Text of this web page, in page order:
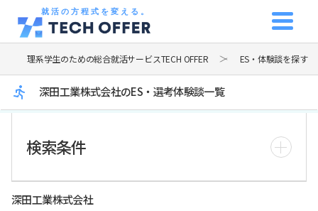
就活の方程式を変える。
理系学生のための総合就活サービスTECH OFFER ES・体験談を探す
深田工業株式会社のES・選考体験談一覧
検索条件
深田工業株式会社